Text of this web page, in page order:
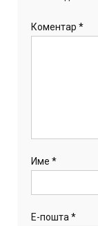
Коментар*
Име*
Е-пошта*